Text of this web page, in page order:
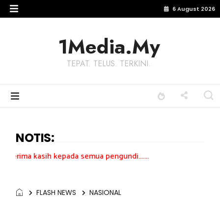
6 August 2026
1Media.My
TEPAT. TELUS. TERKINI.
NOTIS:
semua pengundi.......
FLASH NEWS NASIONAL